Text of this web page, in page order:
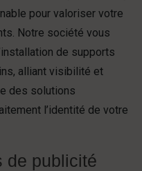
pour valoriser votre
Notre société vous
de supports
alliant visibilité et
des solutions
l’identité de votre
de publicité